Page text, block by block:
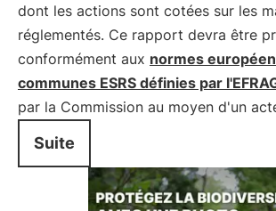
dont les actions sont cotées sur les
réglementés. Ce rapport devra être
conformément aux normes
communes ESRS définies par
par la Commission au moyen d'un
Suite